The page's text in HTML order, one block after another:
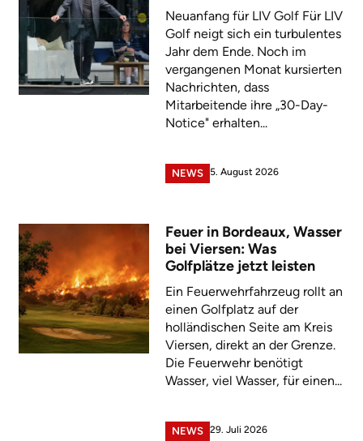
Neuanfang für LIV Golf Für LIV
Golf neigt sich ein turbulentes
Jahr dem Ende. Noch im
vergangenen Monat kursierten
Nachrichten, dass
Mitarbeitende ihre „30-Day-
Notice" erhalten...
NEWS 5. August 2026
Feuer in Bordeaux, Wasser
bei Viersen: Was
Golfplätze jetzt leisten
Ein Feuerwehrfahrzeug rollt an
einen Golfplatz auf der
holländischen Seite am Kreis
Viersen, direkt an der Grenze.
Die Feuerwehr benötigt
Wasser, viel Wasser, für einen...
NEWS 29. Juli 2026